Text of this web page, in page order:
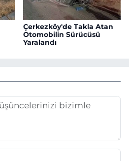
Çerkezköy'de Takla Atan
Otomobilin Sürücüsü
Yaralandı